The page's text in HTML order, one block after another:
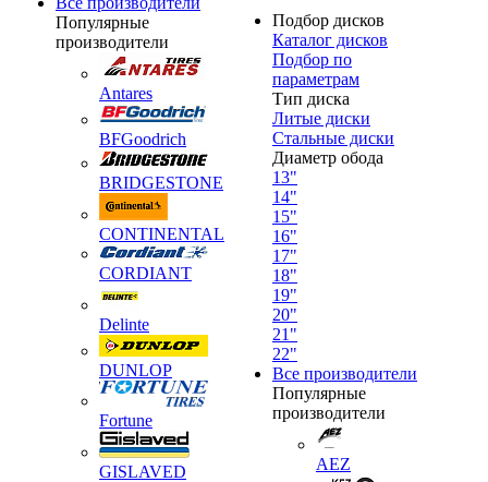
Популярные
производители
Antares
BFGoodrich
BRIDGESTONE
CONTINENTAL
CORDIANT
Delinte
DUNLOP
Fortune
GISLAVED
Подбор дисков
Каталог дисков
Подбор по
параметрам
Тип диска
Литые диски
Стальные диски
Диаметр обода
13"
14"
15"
16"
17"
18"
19"
20"
21"
22"
Все производители
Популярные
производители
AEZ